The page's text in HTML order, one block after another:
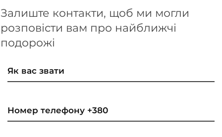
Залиште контакти, щоб ми могли
розповісти вам про найближчі
подорожі